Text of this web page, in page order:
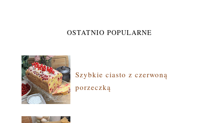
OSTATNIO POPULARNE
Szybkie ciasto z czerwoną
porzeczką